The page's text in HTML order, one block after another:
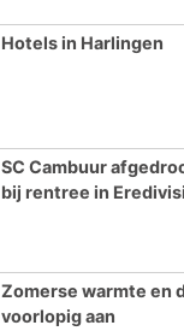
Hotels in Harlingen
SC Cambuur
bij rentree in
Zomerse warmte en
voorlopig aan